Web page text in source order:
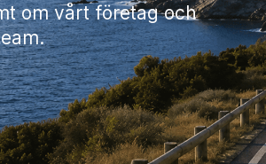
om vårt företag och